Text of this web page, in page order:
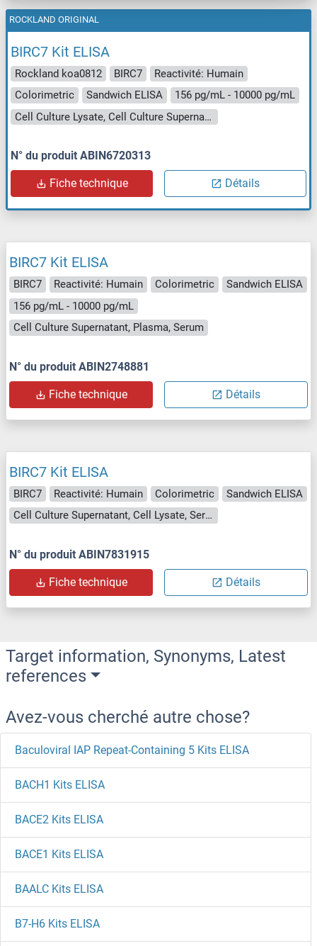
BIRC7 Kit ELISA
Rockland koa0812 BIRC7
Reactivité: Humain
Colorimetric
Sandwich ELISA
156 pg/mL - 10000 pg/mL
Cell Culture Lysate, Cell Culture Supernatant, Serum, Tissue Homogenate
N° du produit ABIN6720313
Fiche technique Détails
ROCKLAND ORIGINAL
BIRC7 Kit ELISA
BIRC7 Reactivité: Humain Colorimetric
Sandwich ELISA
156 pg/mL - 10000 pg/mL
Cell Culture Supernatant, Plasma, Serum
N° du produit ABIN2748881
Fiche technique Détails
BIRC7 Kit ELISA
BIRC7 Reactivité: Humain Colorimetric
Sandwich ELISA
Cell Culture Supernatant, Cell Lysate, Serum, Tissue Homogenate
N° du produit ABIN7831915
Fiche technique Détails
Target information, Synonyms, Latest
references
Avez-vous cherché autre chose?
Baculoviral IAP Repeat-Containing 5 Kits ELISA
BACH1 Kits ELISA
BACE2 Kits ELISA
BACE1 Kits ELISA
BAALC Kits ELISA
B7-H6 Kits ELISA